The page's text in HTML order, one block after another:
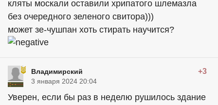
кляты москали оставили хрипатого шлемазла
без очередного зеленого свитора)))
может зе-чушпан хоть стирать научится?
Владимирский +3
3 января 2024 20:04
Уверен, если бы раз в неделю рушилось здание